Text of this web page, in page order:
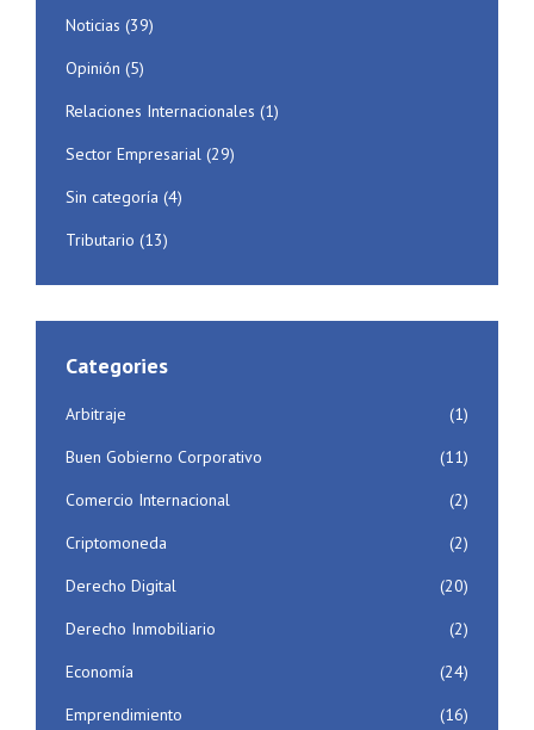
Noticias (39)
Opinión (5)
Relaciones Internacionales (1)
Sector Empresarial (29)
Sin categoría (4)
Tributario (13)
Categories
Arbitraje
(1)
Buen Gobierno Corporativo
(11)
Comercio Internacional
(2)
Criptomoneda
(2)
Derecho Digital
(20)
Derecho Inmobiliario
(2)
Economía
(24)
Emprendimiento
(16)